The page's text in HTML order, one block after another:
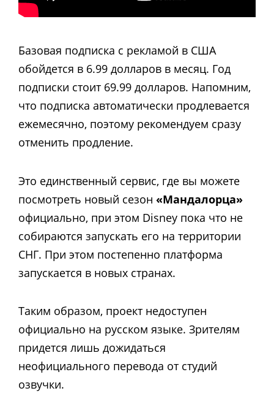
Базовая подписка с рекламой в США
обойдется в 6.99 долларов в месяц. Год
подписки стоит 69.99 долларов. Напомним,
что подписка автоматически продлевается
ежемесячно, поэтому рекомендуем сразу
отменить продление.
Это единственный сервис, где вы можете
посмотреть новый сезон «Мандалорца»
официально, при этом Disney пока что не
собираются запускать его на территории
СНГ. При этом постепенно платформа
запускается в новых странах.
Таким образом, проект недоступен
официально на русском языке. Зрителям
придется лишь дожидаться
неофициального перевода от студий
озвучки.